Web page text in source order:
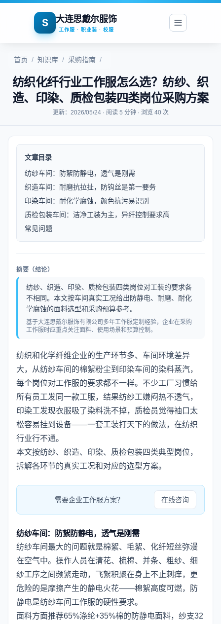
S 大连思戴尔服饰
工作服 · 职业装 · 校服
首页 / 知识库 / 采购指南 /
纺织化纤行业工作服怎么选？纺纱、织
造、印染、质检包装四类岗位采购方案
更新：2026/05/24 · 阅读 5 分钟 · 浏览 40 次
文章目录
纺纱车间：防絮防静电，透气是刚需
织造车间：耐磨抗拉扯，防钩丝是第一要务
印染车间：耐化学腐蚀，颜色抗污易识别
质检包装车间：洁净工装为主，异纤控制要求高
常见问题
摘要（结论）
纺纱、织造、印染、质检包装四类岗位对工装的要求各
不相同。本文按车间真实工况给出防静电、耐磨、耐化
学腐蚀的面料选型和采购预算参考。
基于大连思戴尔服饰有限公司多年工作服定制经验，企业在采购
工作服时应重点关注面料、使用场景和预算控制。
纺织和化学纤维企业的生产环节多、车间环境差异
大，从纺纱车间的棉絮粉尘到印染车间的染料蒸汽，
每个岗位对工作服的要求都不一样。不少工厂习惯给
所有员工发同一款工服，结果纺纱工嫌闷热不透气，
印染工发现衣服吸了染料洗不掉，质检员觉得袖口太
松容易挂到设备——一套工装打天下的做法，在纺织
行业行不通。
本文按纺纱、织造、印染、质检包装四类典型岗位，
拆解各环节的真实工况和对应的选型方案。
需要企业工作服方案？ 在线咨询
纺纱车间：防絮防静电，透气是刚需
纺纱车间最大的问题就是棉絮、毛絮、化纤短丝弥漫
在空气中。操作人员在清花、梳棉、并条、粗纱、细
纱工序之间频繁走动，飞絮积聚在身上不止刺痒，更
危险的是摩擦产生的静电火花——棉絮高度可燃，防
静电是纺纱车间工作服的硬性要求。
面料方面推荐65%涤纶+35%棉的防静电面料，纱支32